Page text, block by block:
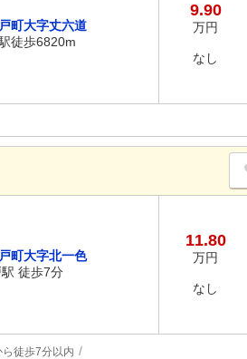
町大字丈六道
徒歩6820m
9.90
万円
なし
町大字北一色
徒歩7分
11.80
万円
なし
ら徒歩7分以内